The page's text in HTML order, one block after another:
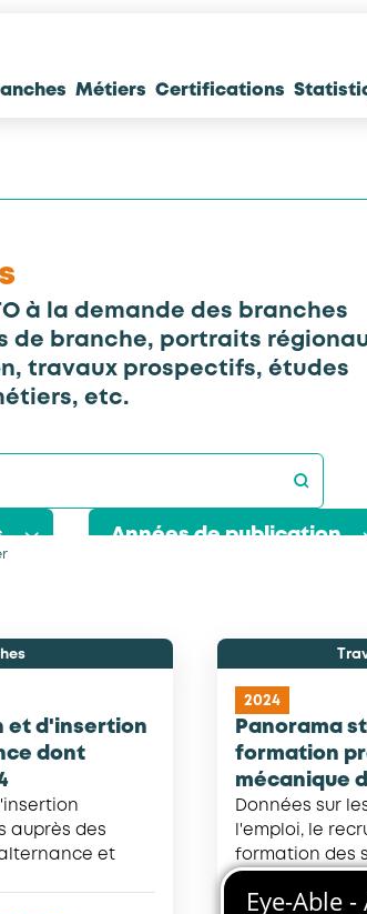
Métiers Certifications
à la demande des branches
de branche, portraits
travaux prospectifs, études
etc.
Années de publication
et d'insertion
dont
auprès des
et
2024
Panorama
formation
mécanique
Données sur
l'emploi, le
formation des